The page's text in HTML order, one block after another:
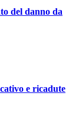
del danno da
e ricadute